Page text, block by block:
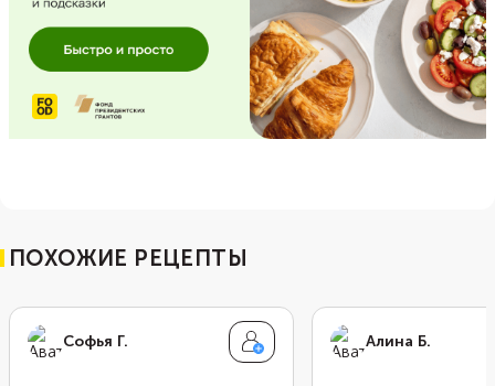
ПОХОЖИЕ РЕЦЕПТЫ
Софья Г. Алина Б.